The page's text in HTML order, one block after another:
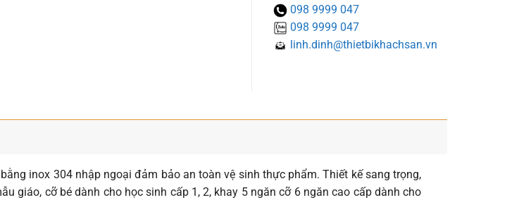
098 9999 047
098 9999 047
linh.dinh@thietbikhachsan.vn
inox 304 nhập ngoại đảm bảo an toàn vệ sinh thực phẩm. Thiết kế sang trọng,
giáo, cỡ bé dành cho học sinh cấp 1, 2, khay 5 ngăn cỡ 6 ngăn cao cấp dành cho